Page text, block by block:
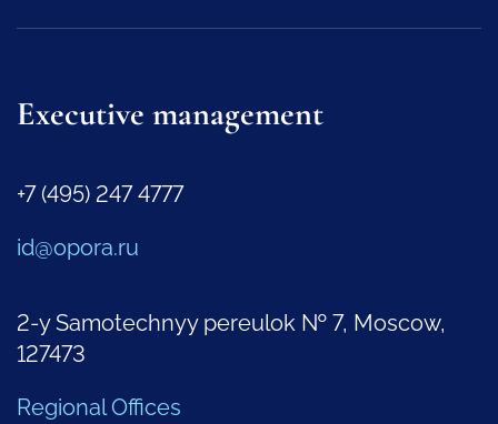
Executive management
+7 (495) 247 4777
id@opora.ru
2-y Samotechnyy pereulok № 7, Moscow,
127473
Regional Offices